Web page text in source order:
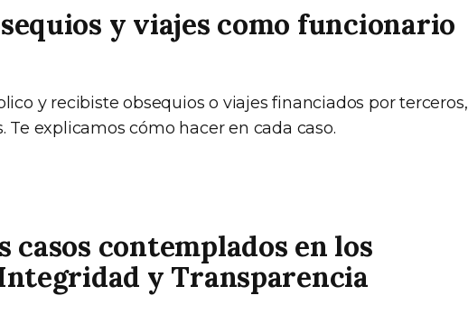
y viajes como funcionario
y recibiste obsequios o viajes financiados por terceros,
Te explicamos cómo hacer en cada caso.
casos contemplados en los
y Transparencia